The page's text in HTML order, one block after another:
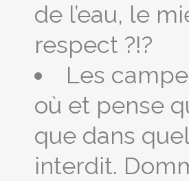
de l’eau, le
respect ?!?
Les
où et pense
que dans
interdit.